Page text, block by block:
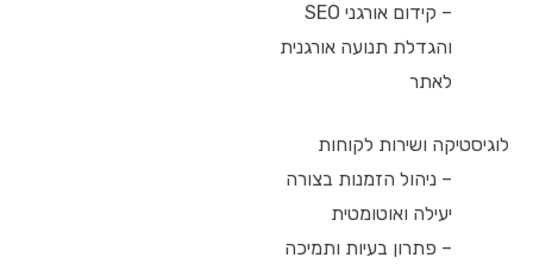
– קידום אורגני SEO
והגדלת תנועה אורגנית
לאתר
לוגיסטיקה ושירות לקוחות
– ניהול הזמנות בצורה
יעילה ואוטומטית
– פתרון בעיות ותמיכה